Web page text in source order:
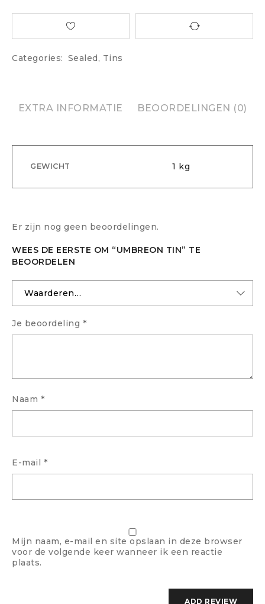
Categories: Sealed, Tins
EXTRA INFORMATIE BEOORDELINGEN (0)
GEWICHT 1 kg
Er zijn nog geen beoordelingen.
WEES DE EERSTE OM “UMBREON TIN” TE
BEOORDELEN
Je beoordeling *
Naam *
E-mail *
Mijn naam, e-mail en site opslaan in deze browser
voor de volgende keer wanneer ik een reactie
plaats.